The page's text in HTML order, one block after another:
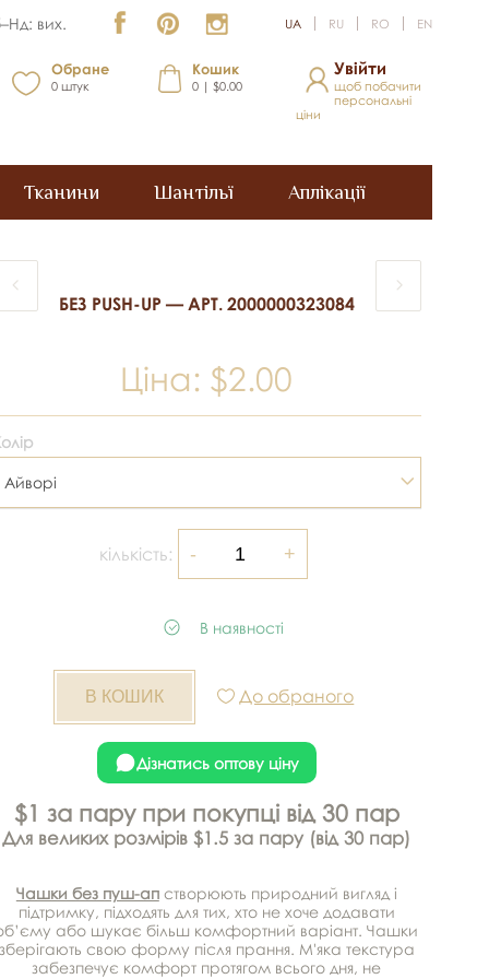
вих. UA RU RO EN
Обране
0 штук
Кошик
0 | $0.00
Увійти
щоб побачити
персональні
ціни
Тканини Шантільї Аплікації
БЕЗ PUSH-UP — АРТ. 2000000323084
Ціна: $2.00
Айворі
кількість:
В наявності
До обраного
Дізнатись оптову ціну
$1 за пару при покупці від 30 пар
Для великих розмірів $1.5 за пару (від 30 пар)
Чашки без пуш-апстворюють природний вигляд і
підтримку, підходять для тих, хто не хоче додавати
або шукає більш комфортний варіант. Чашки
зберігають свою форму після прання. М'яка текстура
забезпечує комфорт протягом всього дня, не